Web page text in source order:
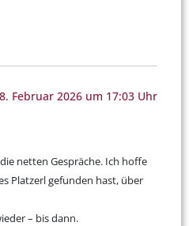
Februar 2026 um 17:03 Uhr
netten Gespräche. Ich hoffe
Platzerl gefunden hast, über
– bis dann.